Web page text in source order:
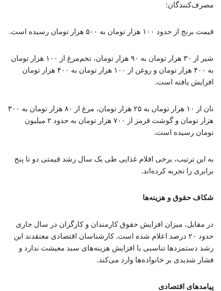
مصرف‌کنندگان:
قیمت برنج از حدود ۱۰۰ هزار تومان به ۵۰۰ هزار تومان رسیده است.
شیر از ۳۰ هزار تومان به ۹۰ هزار تومان، تخم‌مرغ از ۱۰۰ هزار تومان
به ۴۰۰ هزار تومان و روغن از ۱۰۰ هزار تومان به ۴۰۰ هزار تومان
افزایش یافته است.
نان از ۱۰ هزار تومان به ۲۵ هزار تومان، مرغ از ۸۰ هزار تومان به ۳۰۰
هزار تومان و گوشت قرمز از ۷۰۰ هزار تومان به حدود ۲ میلیون
تومان رسیده است.
به این ترتیب، برخی اقلام غذایی طی یک سال رشد قیمتی دو تا پنج
برابری را تجربه کرده‌اند.
شکاف حقوق و هزینه‌ها
در مقابل، میزان افزایش حقوق کارمندان و کارگران در سال جاری
حدود ۲۰ درصد اعلام شده است. کارشناسان اقتصادی معتقدند این
رشد دستمزدها تناسبی با افزایش هزینه‌های سبد معیشت ندارد و
فشار شدیدی بر خانواده‌ها وارد می‌کند.
پیامدهای اقتصادی